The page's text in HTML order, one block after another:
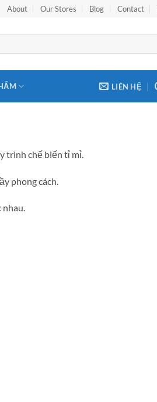
About Our Stores Blog Contact
LIÊN HỆ
trình chế biến tỉ mỉ.
phong cách.
nhau.